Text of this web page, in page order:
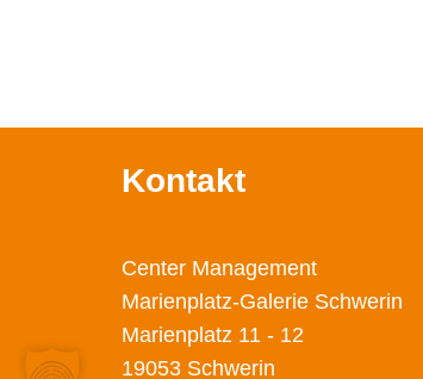
Kontakt
Center Management
Marienplatz-Galerie Schwerin
Marienplatz 11 - 12
19053 Schwerin